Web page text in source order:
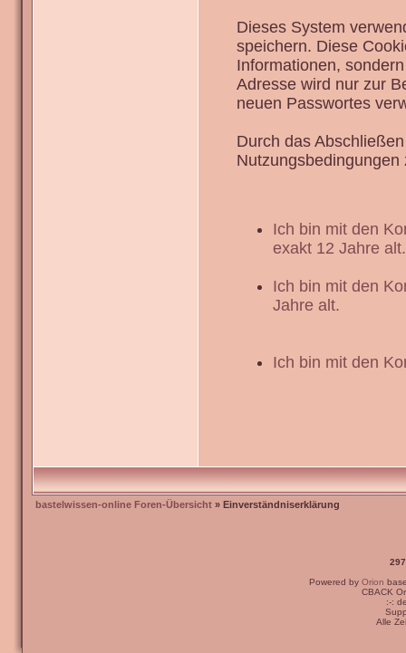
Dieses System
speichern. Diese
Informationen,
Adresse wird nur zur
neuen Passwortes
Durch das
Nutzungsbedingungen
Ich bin mit den
exakt 12 Jahre alt.
Ich bin mit den
Jahre alt.
Ich bin mit den
bastelwissen-online Foren-Übersicht » Einverständniserklärung
Powered by Orion
CBACK
:-:
Alle